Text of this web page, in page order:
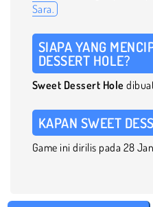
Sara.
SIAPA YANG
DESSERT HOLE?
Sweet Dessert Hole
KAPAN SWEET
Game ini dirilis pada 28